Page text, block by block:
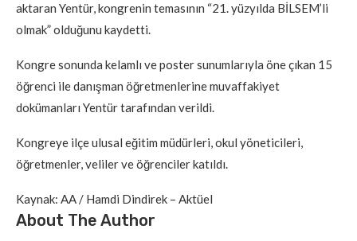
aktaran Yentür, kongrenin temasının “21. yüzyılda BİLSEM’li
olmak” olduğunu kaydetti.
Kongre sonunda kelamlı ve poster sunumlarıyla öne çıkan 15
öğrenci ile danışman öğretmenlerine muvaffakiyet
dokümanları Yentür tarafından verildi.
Kongreye ilçe ulusal eğitim müdürleri, okul yöneticileri,
öğretmenler, veliler ve öğrenciler katıldı.
Kaynak: AA / Hamdi Dindirek – Aktüel
About The Author